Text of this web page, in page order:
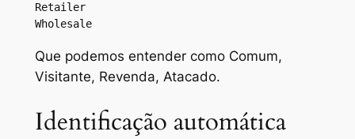
Retailer
Wholesale
Que podemos entender como Comum,
Visitante, Revenda, Atacado.
Identificação automática